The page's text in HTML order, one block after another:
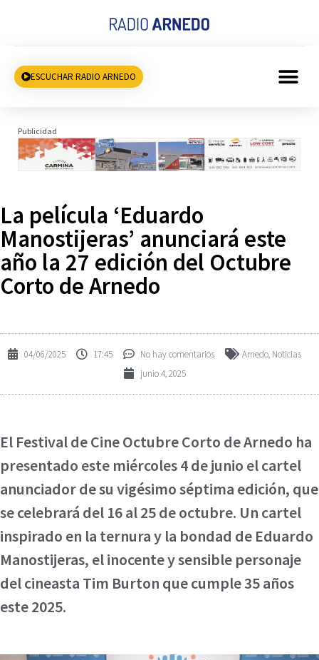
ESCUCHAR RADIO ARNEDO
Publicidad
La película ‘Eduardo
Manostijeras’ anunciará este
año la 27 edición del Octubre
Corto de Arnedo
04/06/2025 17:45 No hay comentarios Arnedo, Noticias
junio 4, 2025
El Festival de Cine Octubre Corto de Arnedo ha
presentado este miércoles 4 de junio el cartel
anunciador de su vigésimo séptima edición, que
se celebrará del 16 al 25 de octubre. Un cartel
inspirado en la ternura y la bondad de Eduardo
Manostijeras, el inocente y sensible personaje
del cineasta Tim Burton que cumple 35 años
este 2025.